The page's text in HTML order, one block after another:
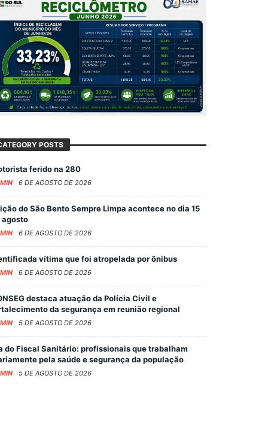
POSTS
ferido na 280
6 DE AGOSTO DE 2026
do São Bento Sempre Limpa acontece no dia 15
agosto
6 DE AGOSTO DE 2026
vítima que foi atropelada por ônibus
6 DE AGOSTO DE 2026
destaca atuação da Polícia Civil e
da segurança em reunião regional
5 DE AGOSTO DE 2026
do Fiscal Sanitário: profissionais que trabalham
pela saúde e segurança da população
5 DE AGOSTO DE 2026